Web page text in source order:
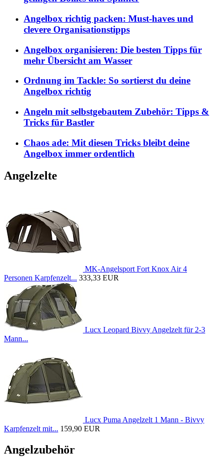
Angelbox richtig packen: Must-haves und
clevere Organisationstipps
Angelbox organisieren: Die besten Tipps für
mehr Übersicht am Wasser
Ordnung im Tackle: So sortierst du deine
Angelbox richtig
Angeln mit selbstgebautem Zubehör: Tipps &
Tricks für Bastler
Chaos ade: Mit diesen Tricks bleibt deine
Angelbox immer ordentlich
Angelzelte
MK-Angelsport Fort Knox Air 4
Personen Karpfenzelt... 333,33 EUR
Lucx Leopard Bivvy Angelzelt für 2-3
Mann...
Lucx Puma Angelzelt 1 Mann - Bivvy
Karpfenzelt mit... 159,90 EUR
Angelzubehör